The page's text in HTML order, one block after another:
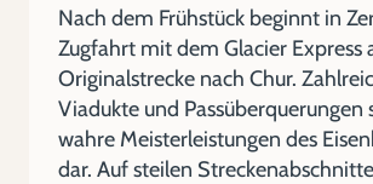
Nach dem Frühstück beginnt in
Zugfahrt mit dem Glacier Express
Originalstrecke nach Chur.
Viadukte und Passüberquerungen
wahre Meisterleistungen des
dar. Auf steilen